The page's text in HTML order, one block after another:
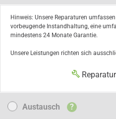
Hinweis: Unsere Reparaturen
vorbeugende Instandhaltung, eine
mindestens 24 Monate Garantie.
Unsere Leistungen richten sich
Austausch
Austausch ?